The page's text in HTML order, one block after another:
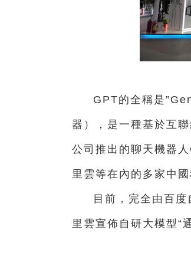
GPT的全稱是
器），是一種基於互
公司推出的聊天機器
里雲等在內的多家中
目前，完全由百
里雲宣佈自研大模型“